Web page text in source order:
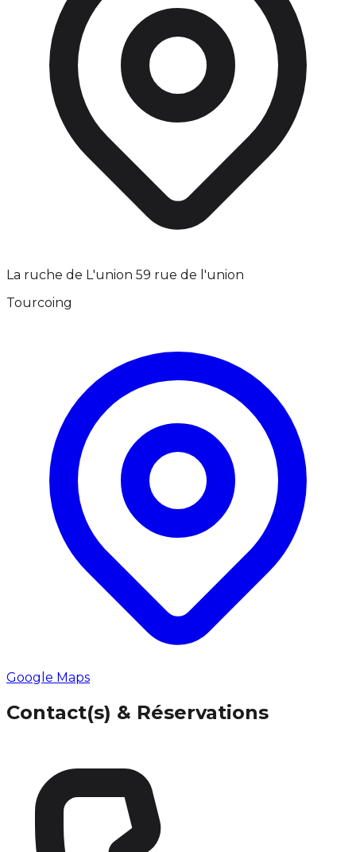
La ruche de L'union 59 rue de l'union
Tourcoing
Google Maps
Contact(s) & Réservations